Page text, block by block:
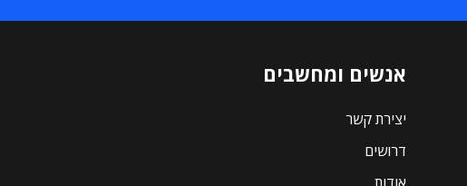
אנשים ומחשבים
יצירת קשר
דרושים